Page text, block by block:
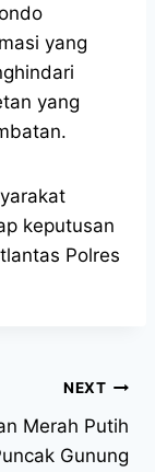
yang
yang
keputusan
Polres
NEXT
Merah Putih
Gunung